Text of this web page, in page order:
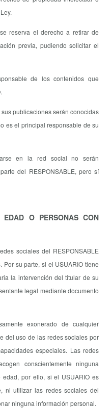
reserva el derecho a retirar de
previa, pudiendo solicitar el
de los contenidos que
publicaciones serán conocidas
es el principal responsable de su
en la red social no serán
del RESPONSABLE, pero sí
O PERSONAS CON
sociales del RESPONSABLE
su parte, si el USUARIO tiene
la intervención del titular de su
legal mediante documento
exonerado de cualquier
del uso de las redes sociales por
especiales. Las redes
conscientemente ninguna
por ello, si el USUARIO es
ni utilizar las redes sociales del
ninguna información personal.